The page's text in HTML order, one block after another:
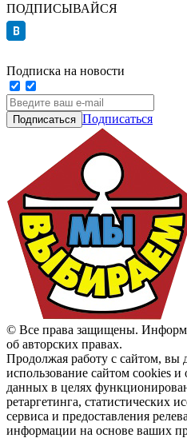
ПОДПИСЫВАЙСЯ
Подписка на новости
Подписаться
© Все права защищены.
об авторских правах.
Продолжая работу с сайтом, вы
использование сайтом cookies
данных в целях
ретаргетинга, статистических
сервиса и предоставления
информации на основе ваших